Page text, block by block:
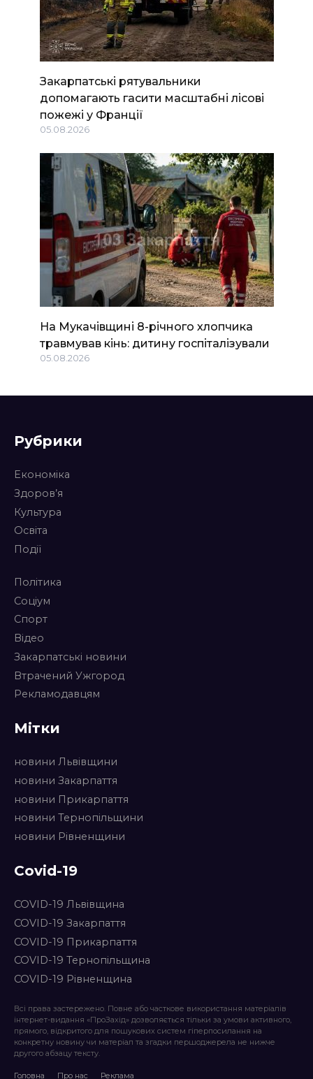
Закарпатські рятувальники
допомагають гасити масштабні лісові
пожежі у Франції
05.08.2026
На Мукачівщині 8-річного хлопчика
травмував кінь: дитину госпіталізували
05.08.2026
Рубрики
Економіка
Здоров’я
Культура
Освіта
Події
Політика
Соціум
Спорт
Відео
Закарпатські новини
Втрачений Ужгород
Рекламодавцям
Мітки
новини Львівщини
новини Закарпаття
новини Прикарпаття
новини Тернопільщини
новини Рівненщини
Covid-19
COVID-19 Львівщина
COVID-19 Закарпаття
COVID-19 Прикарпаття
COVID-19 Тернопільщина
COVID-19 Рівненщина
Всі права застережено. Повне або часткове використання матеріалів
інтернет-видання «ПроЗахід» дозволяється тільки за умови активного,
прямого, відкритого для пошукових систем гіперпосилання на
конкретну новину чи матеріал та згадки першоджерела не нижче
другого абзацу тексту.
Головна Про нас Реклама